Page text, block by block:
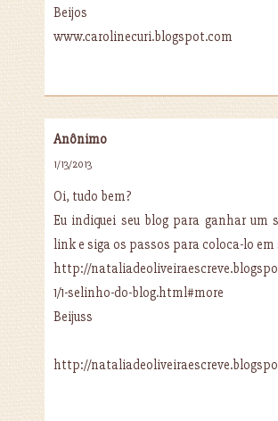
Beijos
www.carolinecuri.blogspot.com
Anônimo
1/13/2013
Oi, tudo bem?
Eu indiquei seu blog para ganhar um
link e siga os passos para coloca-lo em
http://
1/1-selinho-do-blog.html#more
Beijuss
http://